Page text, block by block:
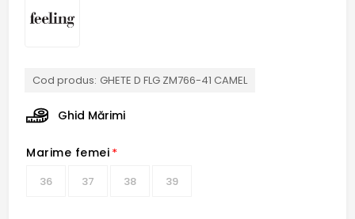
Cod produs: GHETE D FLG ZM766-41 CAMEL
Ghid Mărimi
Marime femei *
36 37 38 39